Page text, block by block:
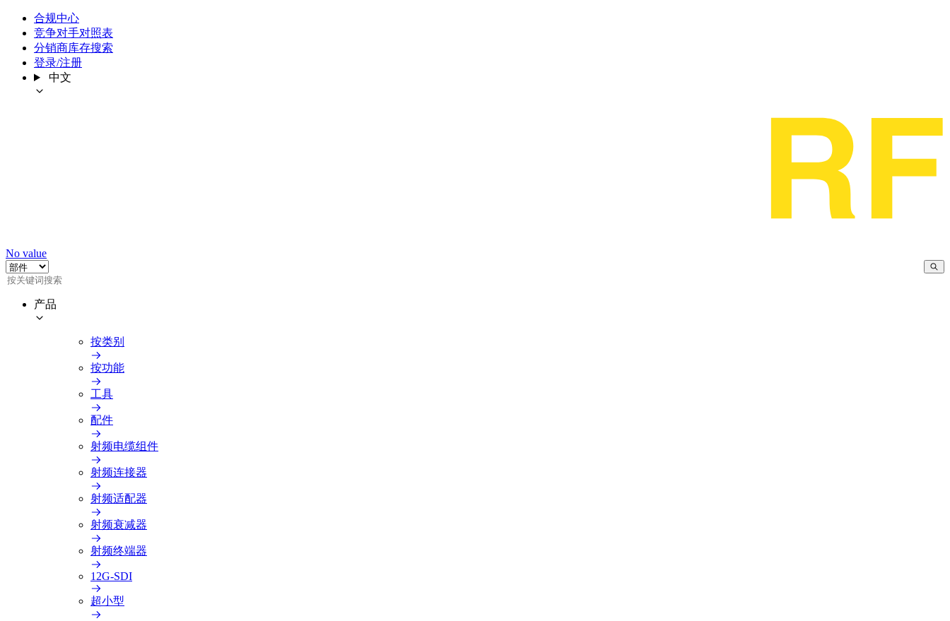
合规中心
竞争对手对照表
分销商库存搜索
登录/注册
中文
No value
产品
按类别
按功能
工具
配件
射频电缆组件
射频连接器
射频适配器
射频衰减器
射频终端器
12G-SDI
超小型